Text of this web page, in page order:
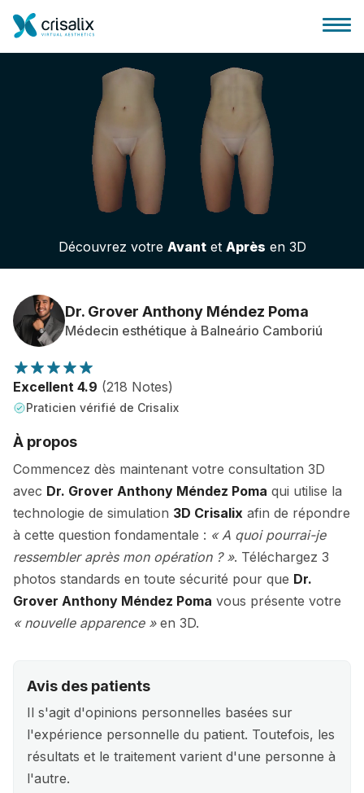
Accueil chirurgiens
Plateforme commerciale 3D
Forfait
Avis des patients
Découvrez votre Avantet Après en 3D
Dr. Grover Anthony Méndez Poma
Médecin esthétique à Balneário Camboriú
Excellent 4.9 (218 Notes)
Praticien vérifié de Crisalix
À propos
Commencez dès maintenant votre consultation 3D
avec Dr. Grover Anthony Méndez Poma qui utilise la
technologie de simulation 3D Crisalix afin de répondre
à cette question fondamentale : « A quoi pourrai-je
ressembler après mon opération ? ». Téléchargez 3
photos standards en toute sécurité pour que Dr.
Grover Anthony Méndez Poma vous présente votre
« nouvelle apparence »en 3D.
Avis des patients
Il s'agit d'opinions personnelles basées sur
l'expérience personnelle du patient. Toutefois, les
résultats et le traitement varient d'une personne à
l'autre.